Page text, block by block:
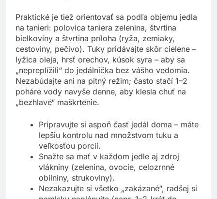
Praktické je tiež orientovať sa podľa objemu jedla
na tanieri: polovica taniera zelenina, štvrtina
bielkoviny a štvrtina príloha (ryža, zemiaky,
cestoviny, pečivo). Tuky pridávajte skôr cielene –
lyžica oleja, hrsť orechov, kúsok syra – aby sa
„nepreplížili“ do jedálnička bez vášho vedomia.
Nezabúdajte ani na pitný režim; často stačí 1–2
poháre vody navyše denne, aby klesla chuť na
„bezhlavé“ maškrtenie.
Pripravujte si aspoň časť jedál doma – máte
lepšiu kontrolu nad množstvom tuku a
veľkosťou porcií.
Snažte sa mať v každom jedle aj zdroj
vlákniny (zelenina, ovocie, celozrnné
obilniny, strukoviny).
Nezakazujte si všetko „zakázané“, radšej si